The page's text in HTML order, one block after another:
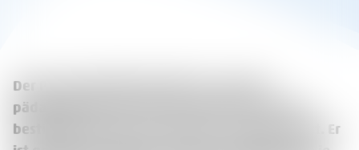
Der Personalschlüssel gibt an, wie viel
pädagogisches Personal rechnerisch für eine
bestimmte Anzahl von Kindern vorgesehen ist. Er